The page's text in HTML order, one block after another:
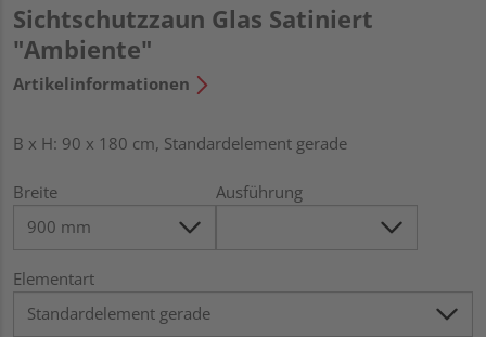
Sichtschutzzaun Glas Satiniert
"Ambiente"
Artikelinformationen
B x H: 90 x 180 cm, Standardelement gerade
Breite Ausführung
Elementart